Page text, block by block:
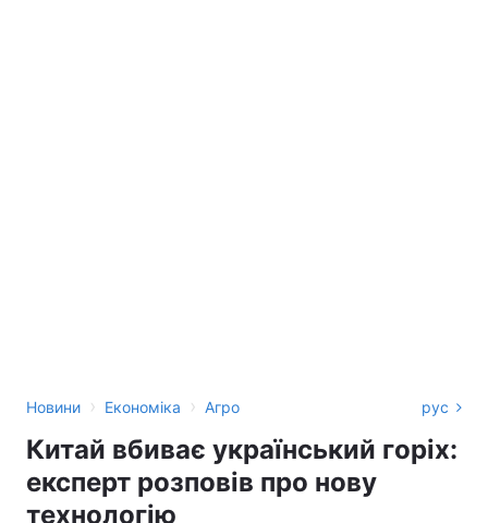
Новини › Економіка › Агро рус
Китай вбиває український горіх:
експерт розповів про нову
технологію